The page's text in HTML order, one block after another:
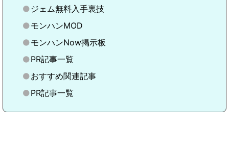
ジェム無料入手裏技
モンハンMOD
モンハンNow掲示板
PR記事一覧
おすすめ関連記事
PR記事一覧